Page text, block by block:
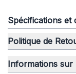
Spécifications et
Politique de
Informations sur